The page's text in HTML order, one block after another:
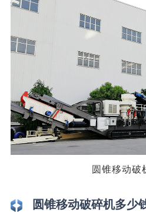
圆锥移动破
圆锥移动破碎机多少